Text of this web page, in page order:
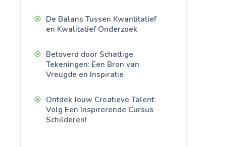
De Balans Tussen Kwantitatief
en Kwalitatief Onderzoek
Betoverd door Schattige
Tekeningen: Een Bron van
Vreugde en Inspiratie
Ontdek Jouw Creatieve Talent:
Volg Een Inspirerende Cursus
Schilderen!